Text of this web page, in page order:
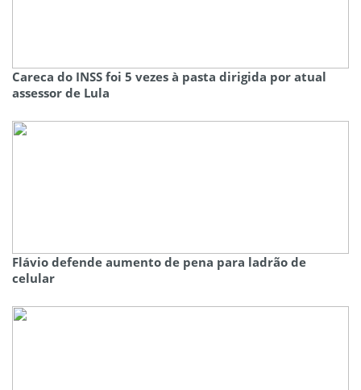
Careca do INSS foi 5 vezes à pasta dirigida por atual
assessor de Lula
Flávio defende aumento de pena para ladrão de
celular